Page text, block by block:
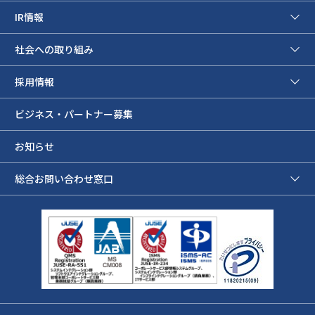
IR情報
社会への取り組み
採用情報
ビジネス・パートナー募集
お知らせ
総合お問い合わせ窓口